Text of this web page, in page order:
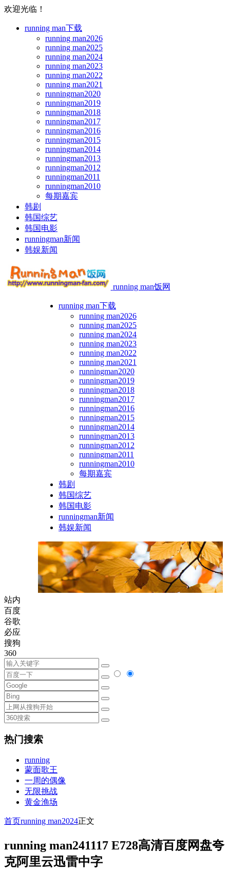
欢迎光临！
running man下载
running man2026
running man2025
running man2024
running man2023
running man2022
running man2021
runningman2020
runningman2019
runningman2018
runningman2017
runningman2016
runningman2015
runningman2014
runningman2013
runningman2012
runningman2011
runningman2010
每期嘉宾
韩剧
韩国综艺
韩国电影
runningman新闻
韩娱新闻
running man饭网
running man下载
running man2026
running man2025
running man2024
running man2023
running man2022
running man2021
runningman2020
runningman2019
runningman2018
runningman2017
runningman2016
runningman2015
runningman2014
runningman2013
runningman2012
runningman2011
runningman2010
每期嘉宾
韩剧
韩国综艺
韩国电影
runningman新闻
韩娱新闻
站内
百度
谷歌
必应
搜狗
360
热门搜索
running
蒙面歌王
一周的偶像
无限挑战
黄金渔场
首页running man2024正文
running man241117 E728高清百度网盘夸
克阿里云迅雷中字